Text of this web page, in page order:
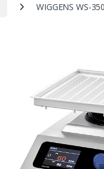
WIGGENS WS-